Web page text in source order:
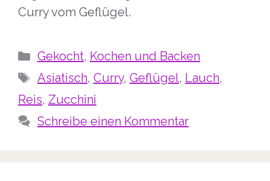
Curry vom Geflügel.
Kategorien
Gekocht, Kochen und Backen
Schlagwörter
Asiatisch, Curry, Geflügel, Lauch,
Reis, Zucchini
Schreibe einen Kommentar